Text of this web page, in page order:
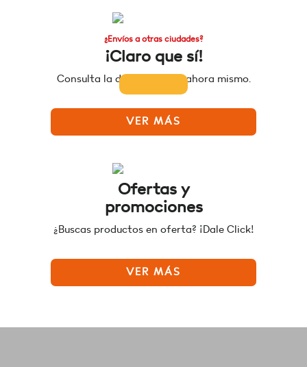
¿Envíos a otras ciudades?
¡Claro que sí!
Consulta la disponibilidad ahora mismo.
VER MÁS
Ofertas y
promociones
¿Buscas productos en oferta? ¡Dale Click!
VER MÁS